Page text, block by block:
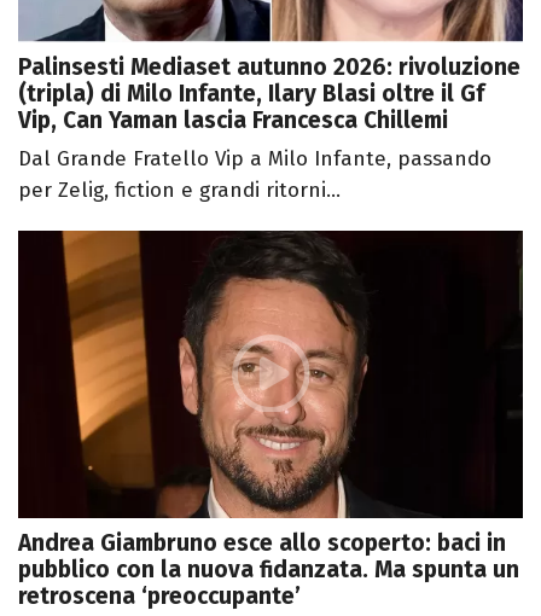
Palinsesti Mediaset autunno 2026: rivoluzione
(tripla) di Milo Infante, Ilary Blasi oltre il Gf
Vip, Can Yaman lascia Francesca Chillemi
Dal Grande Fratello Vip a Milo Infante, passando
per Zelig, fiction e grandi ritorni...
Andrea Giambruno esce allo scoperto: baci in
pubblico con la nuova fidanzata. Ma spunta un
retroscena ‘preoccupante’